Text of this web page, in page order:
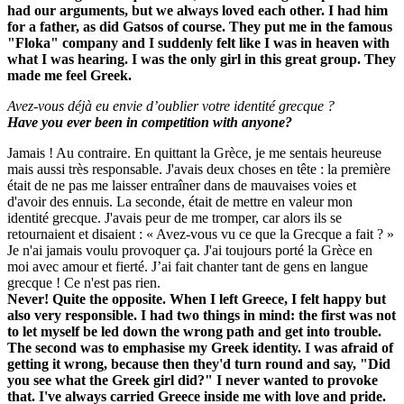
had our arguments, but we always loved each other. I had him
for a father, as did Gatsos of course. They put me in the famous
"Floka" company and I suddenly felt like I was in heaven with
what I was hearing. I was the only girl in this great group. They
made me feel Greek.
Avez-vous déjà eu envie d’oublier votre identité grecque ?
Have you ever been in competition with anyone?
Jamais ! Au contraire. En quittant la Grèce, je me sentais heureuse
mais aussi très responsable. J'avais deux choses en tête : la première
était de ne pas me laisser entraîner dans de mauvaises voies et
d'avoir des ennuis. La seconde, était de mettre en valeur mon
identité grecque. J'avais peur de me tromper, car alors ils se
retournaient et disaient : « Avez-vous vu ce que la Grecque a fait ? »
Je n'ai jamais voulu provoquer ça. J'ai toujours porté la Grèce en
moi avec amour et fierté. J’ai fait chanter tant de gens en langue
grecque ! Ce n'est pas rien.
Never! Quite the opposite. When I left Greece, I felt happy but
also very responsible. I had two things in mind: the first was not
to let myself be led down the wrong path and get into trouble.
The second was to emphasise my Greek identity. I was afraid of
getting it wrong, because then they'd turn round and say, "Did
you see what the Greek girl did?" I never wanted to provoke
that. I've always carried Greece inside me with love and pride.